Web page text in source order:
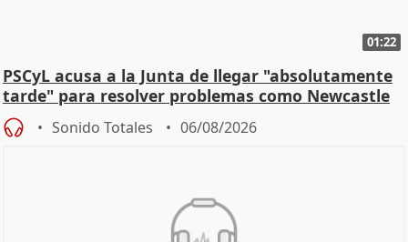
01:22
PSCyL acusa a la Junta de llegar "absolutamente
tarde" para resolver problemas como Newcastle
Sonido Totales 06/08/2026